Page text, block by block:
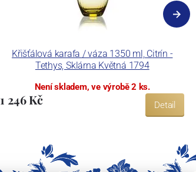
Křišťálová karafa / váza 1350 ml, Citrín -
Tethys, Sklárna Květná 1794
Není skladem, ve výrobě 2 ks.
1 246 Kč Detail